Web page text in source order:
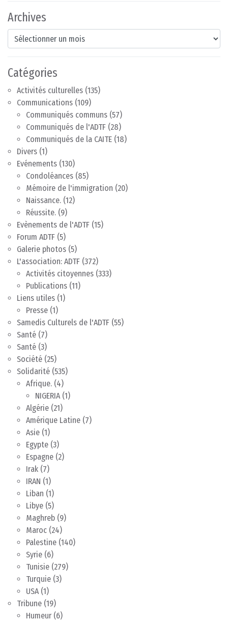
Archives
Archives
Catégories
Activités culturelles (135)
Communications (109)
Communiqués communs (57)
Communiqués de l'ADTF (28)
Communiqués de la CAITE (18)
Divers (1)
Evénements (130)
Condoléances (85)
Mémoire de l'immigration (20)
Naissance. (12)
Réussite. (9)
Evènements de l'ADTF (15)
Forum ADTF (5)
Galerie photos (5)
L'association: ADTF (372)
Activités citoyennes (333)
Publications (11)
Liens utiles (1)
Presse (1)
Samedis Culturels de l'ADTF (55)
Santé (7)
Santé (3)
Société (25)
Solidarité (535)
Afrique. (4)
NIGERIA(1)
Algérie (21)
Amérique Latine (7)
Asie (1)
Egypte (3)
Espagne (2)
Irak (7)
IRAN (1)
Liban (1)
Libye (5)
Maghreb (9)
Maroc (24)
Palestine (140)
Syrie (6)
Tunisie (279)
Turquie (3)
USA(1)
Tribune (19)
Humeur (6)